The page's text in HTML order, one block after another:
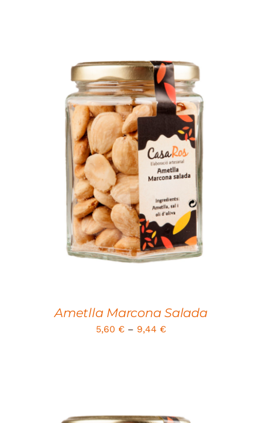
SELECT OPTIONS
/
Ametlla Marcona Salada
5,60 € – 9,44 €